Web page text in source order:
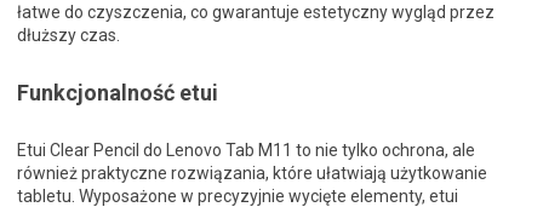
łatwe do czyszczenia, co gwarantuje estetyczny wygląd przez
dłuższy czas.
Funkcjonalność etui
Etui Clear Pencil do Lenovo Tab M11 to nie tylko ochrona, ale
również praktyczne rozwiązania, które ułatwiają użytkowanie
tabletu. Wyposażone w precyzyjnie wycięte elementy, etui